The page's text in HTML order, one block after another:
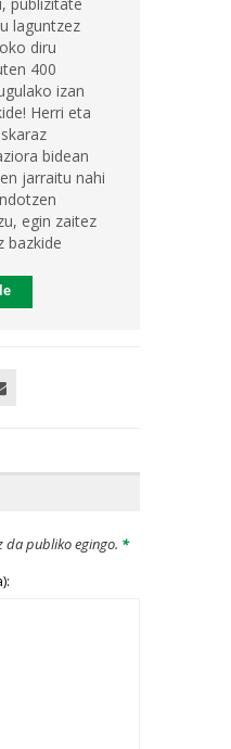
publizitate
laguntzez
diru
400
izan
Herri eta
bidean
jarraitu nahi
egin zaitez
bazkide
da publiko egingo. *